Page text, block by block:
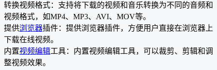
转换视频格式：支持将下载的视频和音乐转换为不同的音频和
视频格式，如MP4、MP3、AVI、MOV等。
提供浏览器插件：提供浏览器插件，方便用户直接在浏览器上
下载在线视频。
内置视频编辑工具：内置视频编辑工具，可以裁剪、剪辑和调
整视频效果。